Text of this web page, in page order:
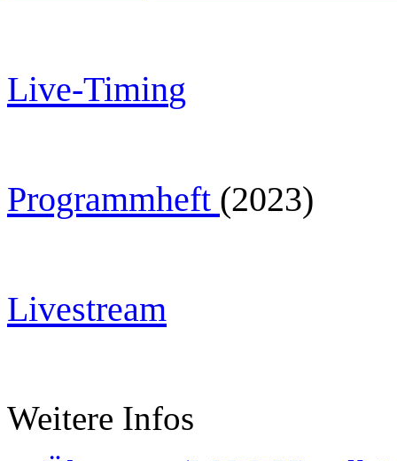
Live-Timing
Programmheft (2023)
Livestream
Weitere Infos